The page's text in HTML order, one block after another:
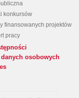
konkursów
finansowanych projektów
pracy
danych osobowych